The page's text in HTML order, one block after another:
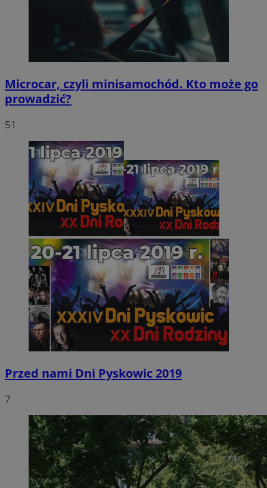
Microcar, czyli minisamochód. Kto może go
prowadzić?
51
Przed nami Dni Pyskowic 2019
7